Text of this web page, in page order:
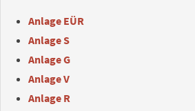
Anlage EÜR
Anlage S
Anlage G
Anlage V
Anlage R